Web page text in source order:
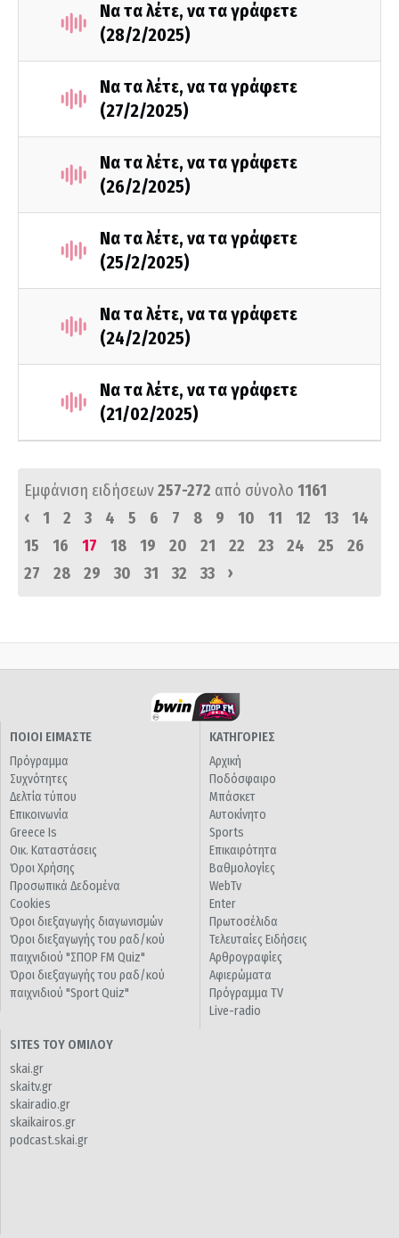
Να τα λέτε, να τα γράφετε
(28/2/2025)
Να τα λέτε, να τα γράφετε
(27/2/2025)
Να τα λέτε, να τα γράφετε
(26/2/2025)
Να τα λέτε, να τα γράφετε
(25/2/2025)
Να τα λέτε, να τα γράφετε
(24/2/2025)
Να τα λέτε, να τα γράφετε
(21/02/2025)
Εμφάνιση ειδήσεων257-272 από σύνολο 1161
‹
1 2 3 4 5 6 7 8 9 10 11 12 13
14
15
16 17 18 19 20 21 22 23 24 25
26
27
28 29 30 31 32 33 ›
ΠΟΙΟΙ ΕΙΜΑΣΤΕ
Πρόγραμμα
Συχνότητες
Δελτία τύπου
Επικοινωνία
Greece Is
Οικ. Καταστάσεις
Όροι Χρήσης
Προσωπικά Δεδομένα
Cookies
Όροι διεξαγωγής διαγωνισμών
Όροι διεξαγωγής του ραδ/κού
παιχνιδιού "ΣΠΟΡ FM Quiz"
Όροι διεξαγωγής του ραδ/κού
παιχνιδιού "Sport Quiz"
ΚΑΤΗΓΟΡΙΕΣ
Αρχική
Ποδόσφαιρο
Μπάσκετ
Αυτοκίνητο
Sports
Επικαιρότητα
Βαθμολογίες
WebTv
Enter
Πρωτοσέλιδα
Τελευταίες Ειδήσεις
Αρθρογραφίες
Αφιερώματα
Πρόγραμμα TV
Live-radio
SITES ΤΟΥ ΟΜΙΛΟΥ
skai.gr
skaitv.gr
skairadio.gr
skaikairos.gr
podcast.skai.gr